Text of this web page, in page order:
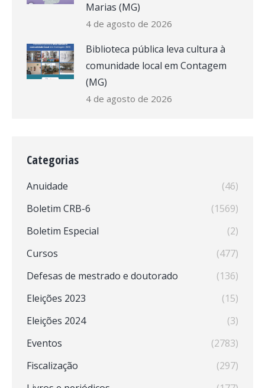
Marias (MG)
4 de agosto de 2026
Biblioteca pública leva cultura à
comunidade local em Contagem
(MG)
4 de agosto de 2026
Categorias
Anuidade
(46)
Boletim CRB-6
(1569)
Boletim Especial
(2)
Cursos
(477)
Defesas de mestrado e doutorado
(136)
Eleições 2023
(15)
Eleições 2024
(3)
Eventos
(2783)
Fiscalização
(297)